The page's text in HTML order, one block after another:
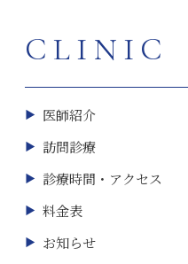
CLINIC
医師紹介
訪問診療
診療時間・アクセス
料金表
お知らせ